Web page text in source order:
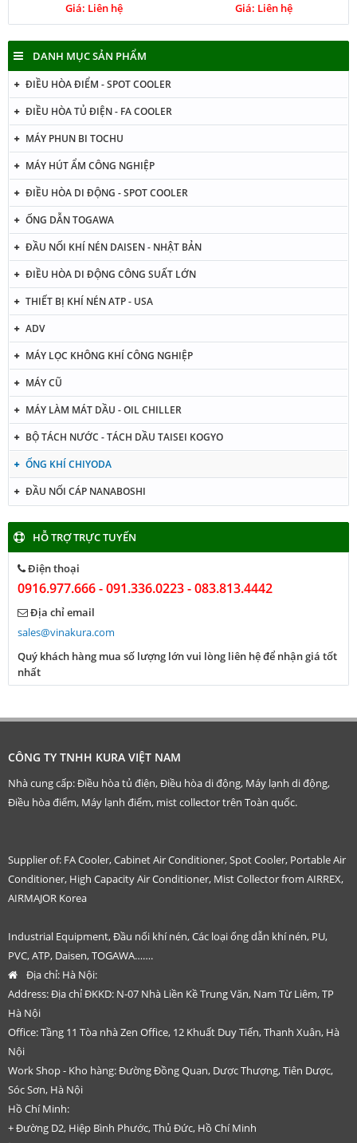
Giá: Liên hệ
Giá: Liên hệ
DANH MỤC SẢN PHẨM
ĐIỀU HÒA ĐIỂM - SPOT COOLER
ĐIỀU HÒA TỦ ĐIỆN - FA COOLER
MÁY PHUN BI TOCHU
MÁY HÚT ẨM CÔNG NGHIỆP
ĐIỀU HÒA DI ĐỘNG - SPOT COOLER
ỐNG DẪN TOGAWA
ĐẦU NỐI KHÍ NÉN DAISEN - NHẬT BẢN
ĐIỀU HÒA DI ĐỘNG CÔNG SUẤT LỚN
THIẾT BỊ KHÍ NÉN ATP - USA
ADV
MÁY LỌC KHÔNG KHÍ CÔNG NGHIỆP
MÁY CŨ
MÁY LÀM MÁT DẦU - OIL CHILLER
BỘ TÁCH NƯỚC - TÁCH DẦU TAISEI KOGYO
ỐNG KHÍ CHIYODA
ĐẦU NỐI CÁP NANABOSHI
HỖ TRỢ TRỰC TUYẾN
Điện thoại
0916.977.666 - 091.336.0223 - 083.813.4442
Địa chỉ email
sales@vinakura.com
Quý khách hàng mua số lượng lớn vui lòng liên hệ để nhận giá tốt
nhất
CÔNG TY TNHH KURA VIỆT NAM
Nhà cung cấp: Điều hòa tủ điện, Điều hòa di động, Máy lạnh di động,
Điều hòa điểm, Máy lạnh điểm, mist collector trên Toàn quốc.
Supplier of: FA Cooler, Cabinet Air Conditioner, Spot Cooler, Portable Air
Conditioner, High Capacity Air Conditioner, Mist Collector from AIRREX,
AIRMAJOR Korea
Industrial Equipment, Đầu nối khí nén, Các loại ống dẫn khí nén, PU,
PVC, ATP, Daisen, TOGAWA…….
Địa chỉ: Hà Nội:
Address: Địa chỉ ĐKKD: N-07 Nhà Liền Kề Trung Văn, Nam Từ Liêm, TP
Hà Nội
Office: Tầng 11 Tòa nhà Zen Office, 12 Khuất Duy Tiến, Thanh Xuân, Hà
Nội
Work Shop - Kho hàng: Đường Đồng Quan, Dược Thượng, Tiên Dược,
Sóc Sơn, Hà Nội
Hồ Chí Minh:
+ Đường D2, Hiệp Bình Phước, Thủ Đức, Hồ Chí Minh